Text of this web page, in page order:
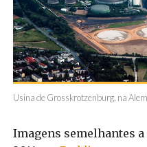
Usina de Grosskrotzenburg, na
Imagens semelhantes